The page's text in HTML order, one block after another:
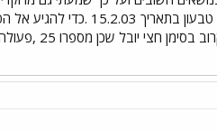
מישר ולכל החברים. אמש פירסמתי בדף הראשי של אתר רוקדים פלייר בנושא